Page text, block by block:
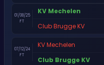
01/08/25
FT
KV Mechelen
Club Brugge KV
07/12/24
FT
KV Mechelen
Club Brugge KV